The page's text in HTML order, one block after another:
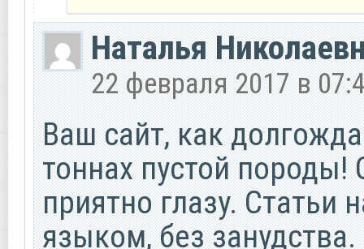
Наталья
22 февраля 2017 в
Ваш сайт, как
тоннах пустой
приятно глазу.
языком, без